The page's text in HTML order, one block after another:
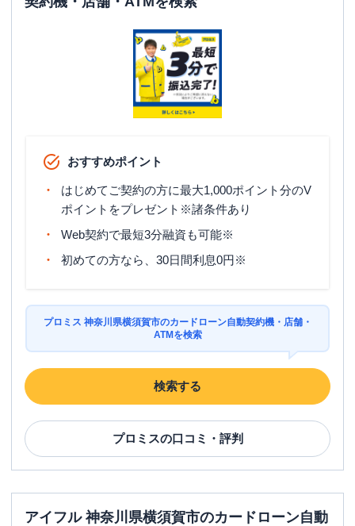
おすすめポイント
はじめてご契約の方に最大1,000ポイント分のV
ポイントをプレゼント※諸条件あり
Web契約で最短3分融資も可能※
初めての方なら、30日間利息0円※
プロミス 神奈川県横須賀市のカードローン自動契約機・店舗・
ATMを検索
検索する
プロミスの口コミ・評判
アイフル 神奈川県横須賀市のカードローン自動